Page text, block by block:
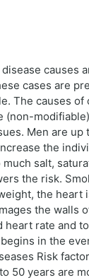
cases are
The causes
Men are
the
salt,
the risk.
the
the
rate and
in the
Risk
50 years are